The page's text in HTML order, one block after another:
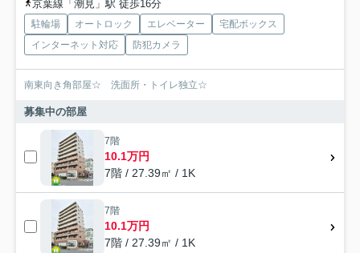
京葉線「潮見」駅 徒歩16分
駐輪場 オートロック エレベーター
宅配ボックス
インターネット対応
防犯カメラ
南東向き角部屋☆ 洗面所・トイレ独立☆
募集中の部屋
7階
10.1万円
7階 / 27.39㎡ / 1K
7階
10.1万円
7階 / 27.39㎡ / 1K